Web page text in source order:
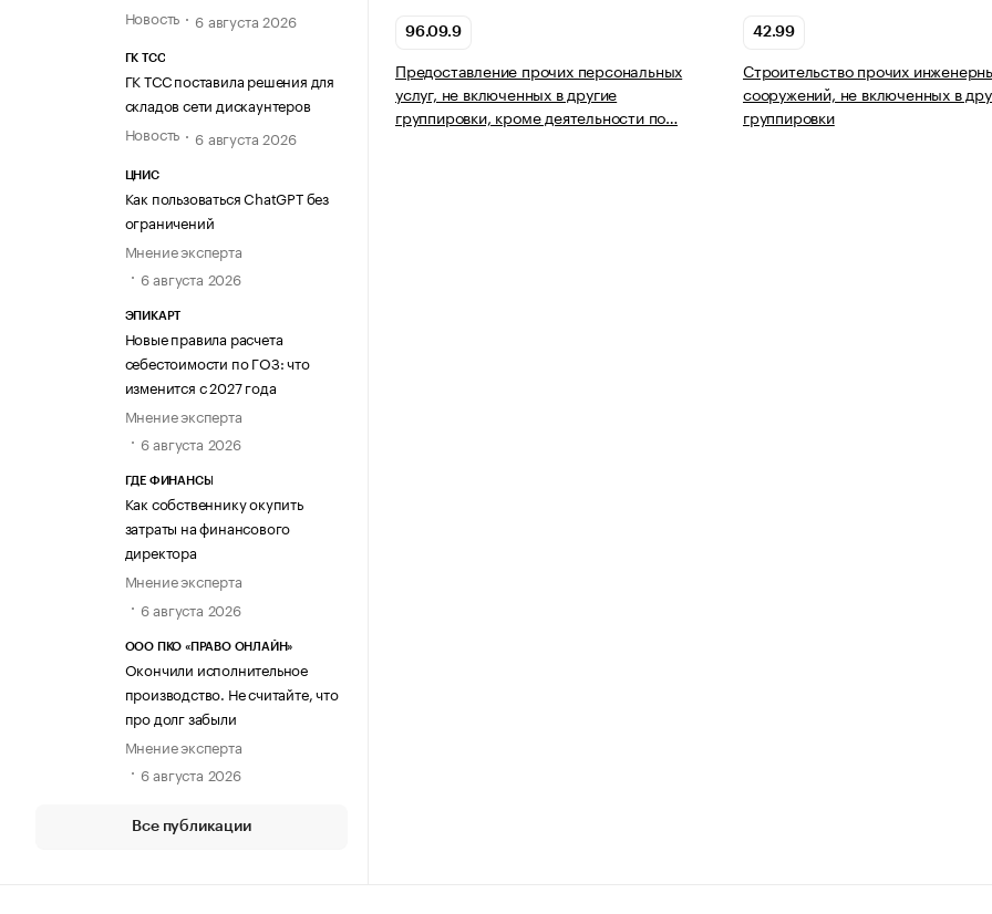
Новость
6 августа 2026
ГК ТСС
ГК ТСС поставила решения для
складов сети дискаунтеров
Новость
6 августа 2026
ЦНИС
Как пользоваться ChatGPT без
ограничений
Мнение эксперта
6 августа 2026
ЭПИКАРТ
Новые правила расчета
себестоимости по ГОЗ: что
изменится с 2027 года
Мнение эксперта
6 августа 2026
ГДЕ ФИНАНСЫ
Как собственнику окупить
затраты на финансового
директора
Мнение эксперта
6 августа 2026
ООО ПКО «ПРАВО ОНЛАЙН»
Окончили исполнительное
производство. Не считайте, что
про долг забыли
Мнение эксперта
6 августа 2026
Все публикации
96.09.9
Предоставление прочих персональных
услуг, не включенных в другие
группировки, кроме деятельности по…
42.99
Строительство прочих
сооружений, не включенных в
группировки